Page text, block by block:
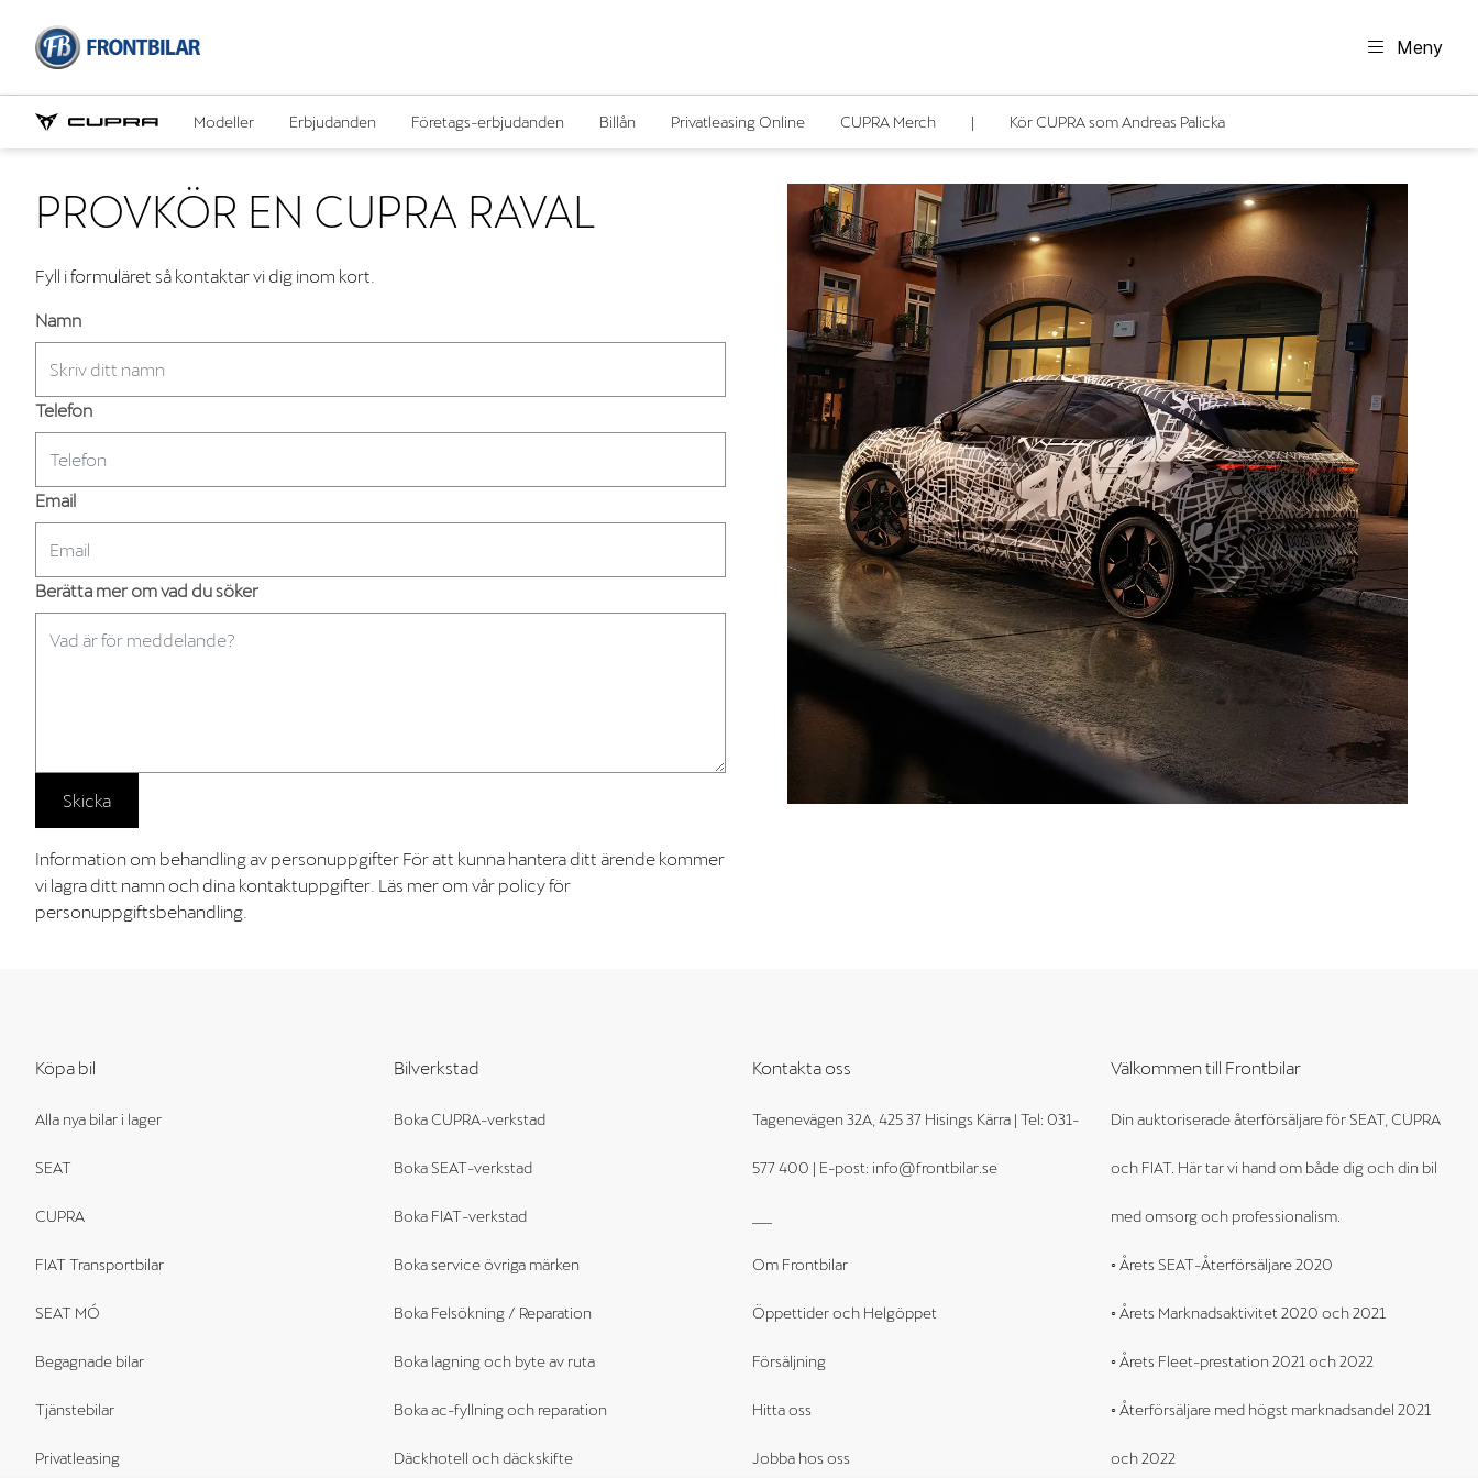
Meny
Modeller Erbjudanden Företags-erbjudanden Billån Privatleasing Online CUPRA Merch | Kör CUPRA som Andreas Palicka
PROVKÖR EN CUPRA RAVAL
Fyll i formuläret så kontaktar vi dig inom kort.
Namn
Telefon
Email
Berätta mer om vad du söker
Skicka
Information om behandling av personuppgifter För att kunna hantera ditt ärende kommer
vi lagra ditt namn och dina kontaktuppgifter. Läs mer om vår policy för
personuppgiftsbehandling.
Köpa bil
Alla nya bilar i lager
SEAT
CUPRA
FIAT Transportbilar
SEAT MÓ
Begagnade bilar
Tjänstebilar
Privatleasing
Bilverkstad
Boka CUPRA-verkstad
Boka SEAT-verkstad
Boka FIAT-verkstad
Boka service övriga märken
Boka Felsökning / Reparation
Boka lagning och byte av ruta
Boka ac-fyllning och reparation
Däckhotell och däckskifte
Kontakta oss
Tagenevägen 32A, 425 37 Hisings Kärra | Tel: 031-
577 400 | E-post: info@frontbilar.se
Om Frontbilar
Öppettider och Helgöppet
Försäljning
Hitta oss
Jobba hos oss
Välkommen till Frontbilar
Din auktoriserade återförsäljare för SEAT, CUPRA
och FIAT. Här tar vi hand om både dig och din bil
med omsorg och professionalism.
◦ Årets SEAT-Återförsäljare 2020
◦ Årets Marknadsaktivitet 2020 och 2021
◦ Årets Fleet-prestation 2021 och 2022
◦ Återförsäljare med högst marknadsandel 2021
och 2022